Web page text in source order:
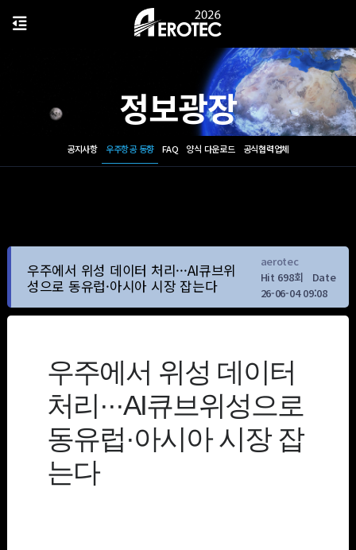
정보광장
공지사항 우주항공 동향 FAQ 양식 다운로드 공식협력업체
우주에서 위성 데이터 처리···AI큐브위
성으로 동유럽·아시아 시장 잡는다
aerotec
Hit 698회
Date
26-06-04 09:08
우주에서 위성 데이터
처리···AI큐브위성으로
동유럽·아시아 시장 잡
는다